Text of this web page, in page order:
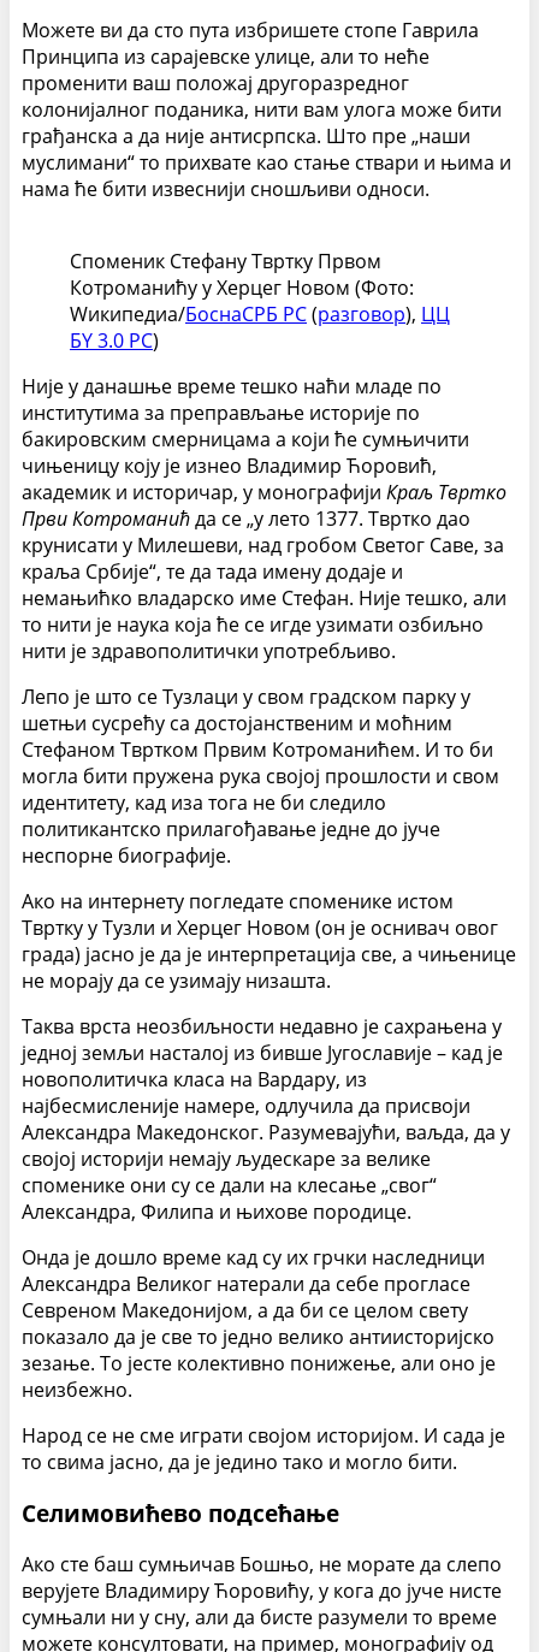
Можете ви да сто пута избришете стопе Гаврила
Принципа из сарајевске улице, али то неће
променити ваш положај другоразредног
колонијалног поданика, нити вам улога може бити
грађанска а да није антисрпска. Што пре „наши
муслимани“ то прихвате као стање ствари и њима и
нама ће бити извеснији сношљиви односи.
Споменик Стефану Твртку Првом
Котроманићу у Херцег Новом (Фото:
Wикипедиа/БоснаСРБ РС(разговор), ЦЦ
БY 3.0 РС)
Није у данашње време тешко наћи младе по
институтима за преправљање историје по
бакировским смерницама а који ће сумњичити
чињеницу коју је изнео Владимир Ћоровић,
академик и историчар, у монографији Краљ Твртко
Први Котроманићда се „у лето 1377. Твртко дао
крунисати у Милешеви, над гробом Светог Саве, за
краља Србије“, те да тада имену додаје и
немањићко владарско име Стефан. Није тешко, али
то нити је наука која ће се игде узимати озбиљно
нити је здравополитички употребљиво.
Лепо је што се Тузлаци у свом градском парку у
шетњи сусрећу са достојанственим и моћним
Стефаном Твртком Првим Котроманићем. И то би
могла бити пружена рука својој прошлости и свом
идентитету, кад иза тога не би следило
политикантско прилагођавање једне до јуче
неспорне биографије.
Ако на интернету погледате споменике истом
Твртку у Тузли и Херцег Новом (он је оснивач овог
града) јасно је да је интерпретација све, а чињенице
не морају да се узимају низашта.
Таква врста неозбиљности недавно је сахрањена у
једној земљи насталој из бивше Југославије – кад је
новополитичка класа на Вардару, из
најбесмисленије намере, одлучила да присвоји
Александра Македонског. Разумевајући, ваљда, да у
својој историји немају људескаре за велике
споменике они су се дали на клесање „свог“
Александра, Филипа и њихове породице.
Онда је дошло време кад су их грчки наследници
Александра Великог натерали да себе прогласе
Севреном Македонијом, а да би се целом свету
показало да је све то једно велико антиисторијско
зезање. То јесте колективно понижење, али оно је
неизбежно.
Народ се не сме играти својом историјом. И сада је
то свима јасно, да је једино тако и могло бити.
Селимовићево подсећање
Ако сте баш сумњичав Бошњо, не морате да слепо
верујете Владимиру Ћоровићу, у кога до јуче нисте
сумњали ни у сну, али да бисте разумели то време
можете консултовати, на пример, монографију од